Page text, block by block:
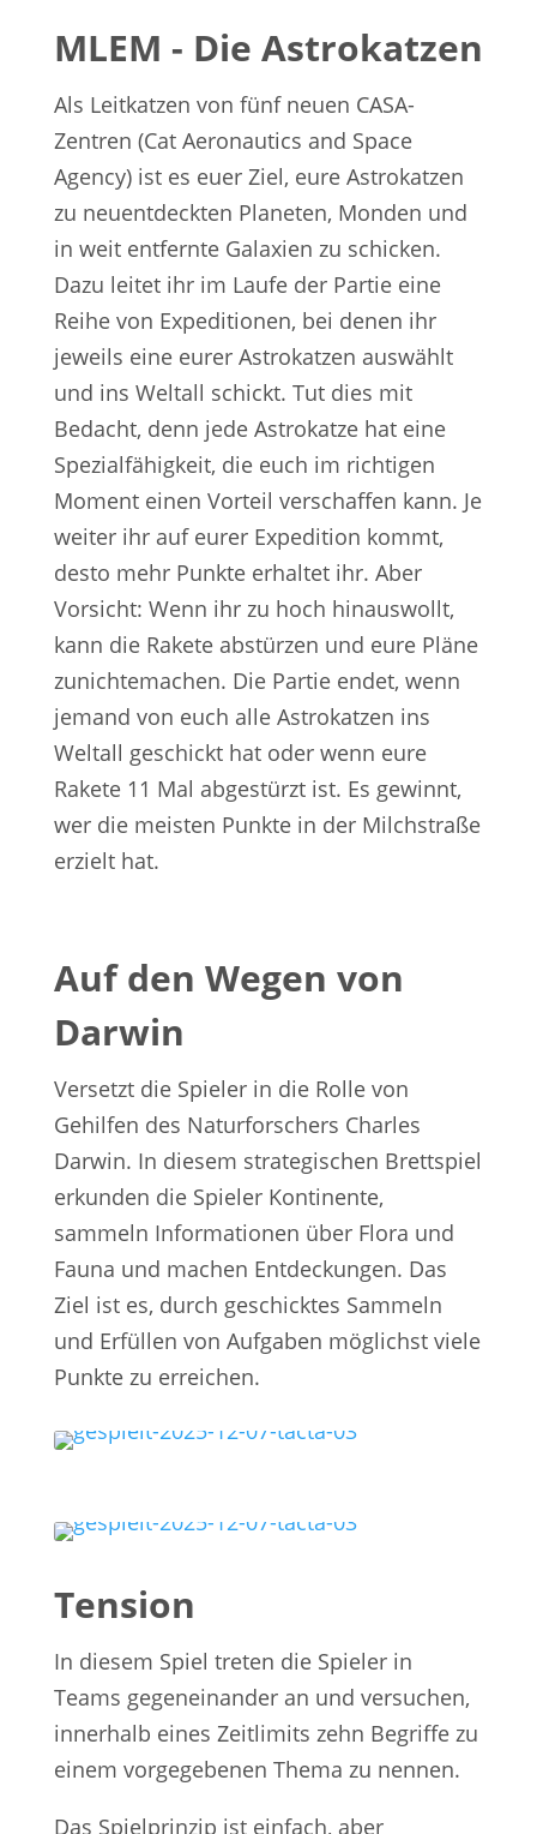
MLEM - Die Astrokatzen
Als Leitkatzen von fünf neuen CASA-
Zentren (Cat Aeronautics and Space
Agency) ist es euer Ziel, eure Astrokatzen
zu neuentdeckten Planeten, Monden und
in weit entfernte Galaxien zu schicken.
Dazu leitet ihr im Laufe der Partie eine
Reihe von Expeditionen, bei denen ihr
jeweils eine eurer Astrokatzen auswählt
und ins Weltall schickt. Tut dies mit
Bedacht, denn jede Astrokatze hat eine
Spezialfähigkeit, die euch im richtigen
Moment einen Vorteil verschaffen kann. Je
weiter ihr auf eurer Expedition kommt,
desto mehr Punkte erhaltet ihr. Aber
Vorsicht: Wenn ihr zu hoch hinauswollt,
kann die Rakete abstürzen und eure Pläne
zunichtemachen. Die Partie endet, wenn
jemand von euch alle Astrokatzen ins
Weltall geschickt hat oder wenn eure
Rakete 11 Mal abgestürzt ist. Es gewinnt,
wer die meisten Punkte in der Milchstraße
erzielt hat.
Auf den Wegen von
Darwin
Versetzt die Spieler in die Rolle von
Gehilfen des Naturforschers Charles
Darwin. In diesem strategischen Brettspiel
erkunden die Spieler Kontinente,
sammeln Informationen über Flora und
Fauna und machen Entdeckungen. Das
Ziel ist es, durch geschicktes Sammeln
und Erfüllen von Aufgaben möglichst viele
Punkte zu erreichen.
Tension
In diesem Spiel treten die Spieler in
Teams gegeneinander an und versuchen,
innerhalb eines Zeitlimits zehn Begriffe zu
einem vorgegebenen Thema zu nennen.
Das Spielprinzip ist einfach, aber